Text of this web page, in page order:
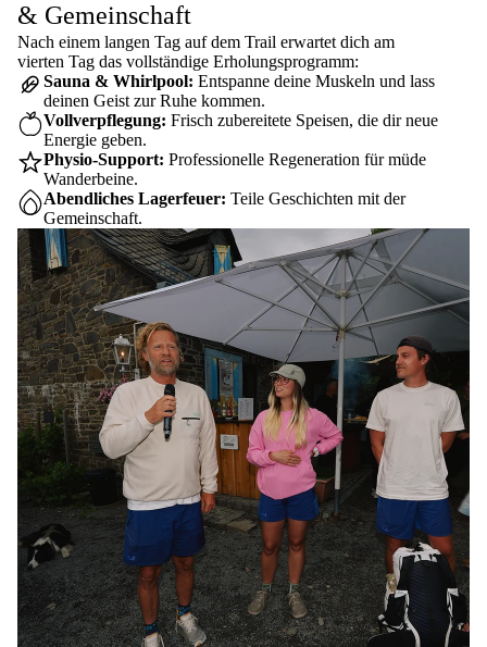
& Gemeinschaft
Nach einem langen Tag auf dem Trail erwartet dich am
vierten Tag das vollständige Erholungsprogramm:
Sauna & Whirlpool: Entspanne deine Muskeln und lass
deinen Geist zur Ruhe kommen.
Vollverpflegung: Frisch zubereitete Speisen, die dir neue
Energie geben.
Physio-Support: Professionelle Regeneration für müde
Wanderbeine.
Abendliches Lagerfeuer: Teile Geschichten mit der
Gemeinschaft.